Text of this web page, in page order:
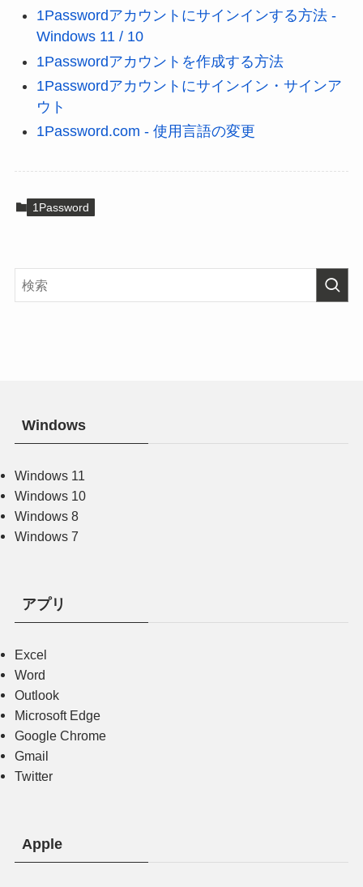
1Passwordアカウントにサインインする方法 -
Windows 11 / 10
1Passwordアカウントを作成する方法
1Passwordアカウントにサインイン・サインア
ウト
1Password.com - 使用言語の変更
1Password
Windows
Windows 11
Windows 10
Windows 8
Windows 7
アプリ
Excel
Word
Outlook
Microsoft Edge
Google Chrome
Gmail
Twitter
Apple